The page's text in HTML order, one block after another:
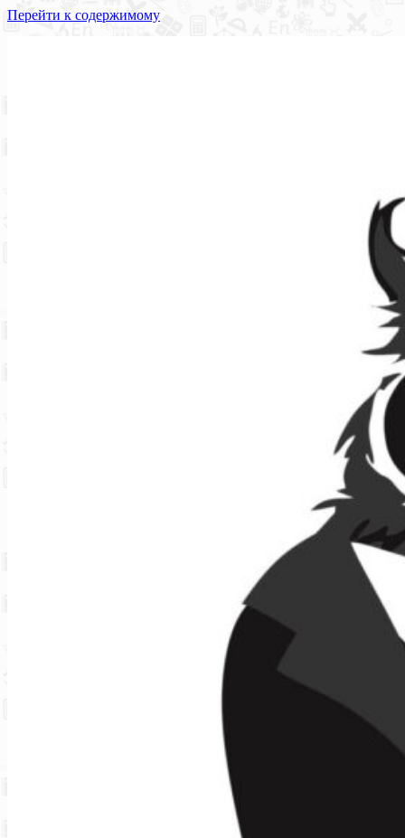
Перейти к содержимому